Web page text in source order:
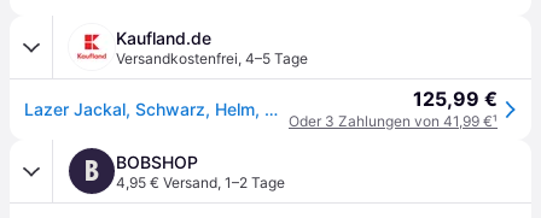
Kaufland.de
Versandkostenfrei, 4–5 Tage
Lazer Jackal, Schwarz, Helm, Unisex, Erwachsener, Rennrad fahren, Einfarbig 125,99 €
Oder 3 Zahlungen von 41,99 €¹
B BOBSHOP
4,95 € Versand, 1–2 Tage